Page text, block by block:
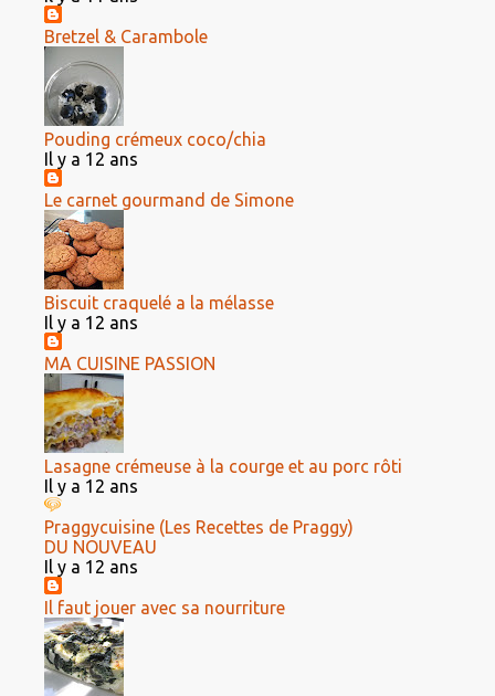
Bretzel & Carambole
Pouding crémeux coco/chia
Il y a 12 ans
Le carnet gourmand de Simone
Biscuit craquelé a la mélasse
Il y a 12 ans
MA CUISINE PASSION
Lasagne crémeuse à la courge et au porc rôti
Il y a 12 ans
Praggycuisine (Les Recettes de Praggy)
DU NOUVEAU
Il y a 12 ans
Il faut jouer avec sa nourriture